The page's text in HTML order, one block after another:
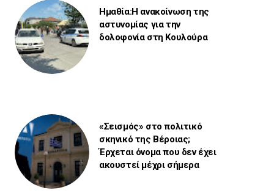
Ημαθία:Η ανακοίνωση της
αστυνομίας για την
δολοφονία στη Κουλούρα
«Σεισμός» στο πολιτικό
σκηνικό της Βέροιας;
Έρχεται όνομα που δεν έχει
ακουστεί μέχρι σήμερα